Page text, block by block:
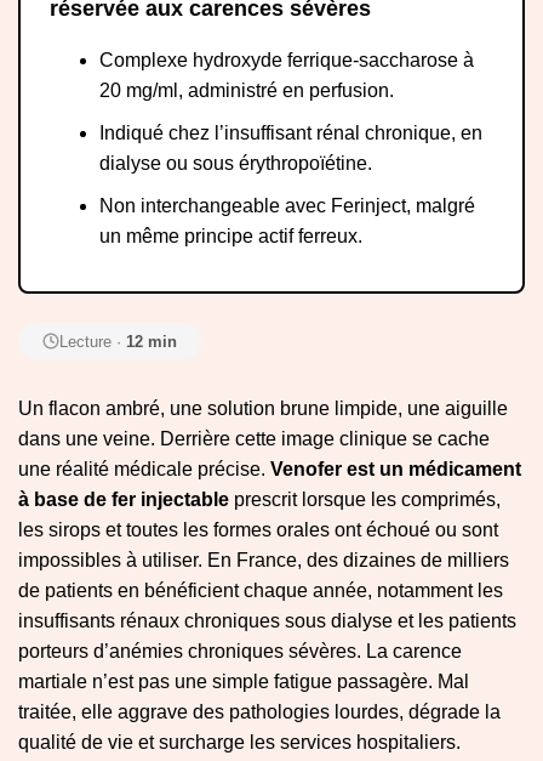
réservée aux carences sévères
Complexe hydroxyde ferrique-saccharose à
20 mg/ml, administré en perfusion.
Indiqué chez l’insuffisant rénal chronique, en
dialyse ou sous érythropoïétine.
Non interchangeable avec Ferinject, malgré
un même principe actif ferreux.
Lecture · 12 min
Un flacon ambré, une solution brune limpide, une aiguille
dans une veine. Derrière cette image clinique se cache
une réalité médicale précise. Venofer est un médicament
à base de fer injectable prescrit lorsque les comprimés,
les sirops et toutes les formes orales ont échoué ou sont
impossibles à utiliser. En France, des dizaines de milliers
de patients en bénéficient chaque année, notamment les
insuffisants rénaux chroniques sous dialyse et les patients
porteurs d’anémies chroniques sévères. La carence
martiale n’est pas une simple fatigue passagère. Mal
traitée, elle aggrave des pathologies lourdes, dégrade la
qualité de vie et surcharge les services hospitaliers.